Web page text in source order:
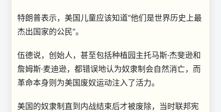
特朗普表示，美国儿童应该知道“他们是世界历史上最
杰出国家的公民”。
伍德说，创始人，甚至包括种植园主托马斯·杰斐逊和
詹姆斯·麦迪逊，都错误地认为奴隶制会自然消亡，而
革命本身则为美国废奴运动注入了活力。
美国的奴隶制直到内战结束后才被废除，当时联邦宪